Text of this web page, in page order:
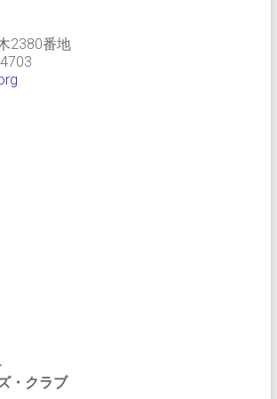
2380番地
・クラブ